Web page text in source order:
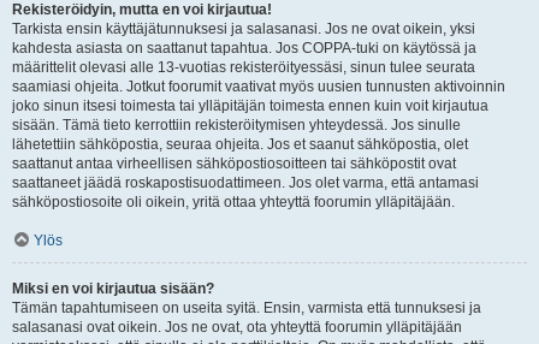
Rekisteröidyin, mutta en voi kirjautua!
Tarkista ensin käyttäjätunnuksesi ja salasanasi. Jos ne ovat oikein, yksi
kahdesta asiasta on saattanut tapahtua. Jos COPPA-tuki on käytössä ja
määrittelit olevasi alle 13-vuotias rekisteröityessäsi, sinun tulee seurata
saamiasi ohjeita. Jotkut foorumit vaativat myös uusien tunnusten aktivoinnin
joko sinun itsesi toimesta tai ylläpitäjän toimesta ennen kuin voit kirjautua
sisään. Tämä tieto kerrottiin rekisteröitymisen yhteydessä. Jos sinulle
lähetettiin sähköpostia, seuraa ohjeita. Jos et saanut sähköpostia, olet
saattanut antaa virheellisen sähköpostiosoitteen tai sähköpostit ovat
saattaneet jäädä roskapostisuodattimeen. Jos olet varma, että antamasi
sähköpostiosoite oli oikein, yritä ottaa yhteyttä foorumin ylläpitäjään.
Ylös
Miksi en voi kirjautua sisään?
Tämän tapahtumiseen on useita syitä. Ensin, varmista että tunnuksesi ja
salasanasi ovat oikein. Jos ne ovat, ota yhteyttä foorumin ylläpitäjään